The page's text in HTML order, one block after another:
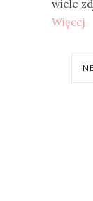
wiele
Więcej